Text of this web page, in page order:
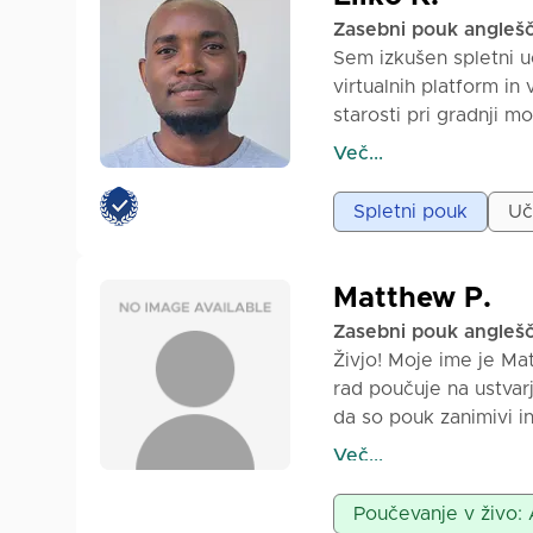
prostor, kjer se
- Pridobili
- Opravili ciljno
- Razvili praktične
- Sledili
atmosferi, mi bo
Zasebni pouk
Sem izkušen spletni
virtualnih platform in
starosti pri gradnji
njihovih akademskih
podprtega. Poučeval
sociologiji in
akademske veščine
razumem potrebe,
izboljšati
poslovno
programski uradnik,
mojo sposobnost
zato je moje
Več...
Spletni pouk
Matthew P.
Zasebni pouk
Živjo! Moje ime je
rad poučuje na
da so pouk zanimivi
učencev na mojih
Več...
Poučevanje v živo: